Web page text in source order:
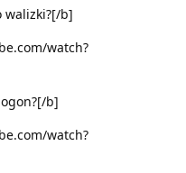
walizki?[/b]
watch?
b]
watch?